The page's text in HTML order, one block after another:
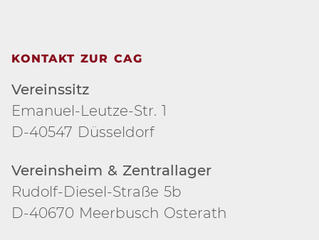
KONTAKT ZUR CAG
Vereinssitz
Emanuel-Leutze-Str. 1
D-40547 Düsseldorf
Vereinsheim & Zentrallager
Rudolf-Diesel-Straße 5b
D-40670 Meerbusch Osterath